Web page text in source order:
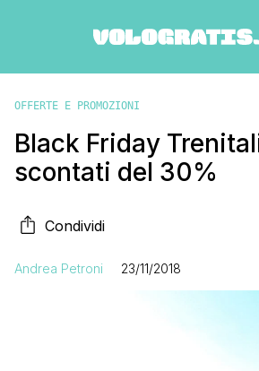
OFFERTE E PROMOZIONI
Black Friday
scontati del 30%
Condividi
Andrea Petroni 23/11/2018